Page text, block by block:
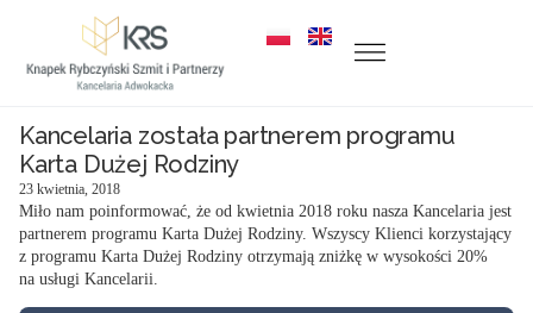
Kancelaria została partnerem programu
Karta Dużej Rodziny
23 kwietnia, 2018
Miło nam poinformować, że od kwietnia 2018 roku nasza Kancelaria jest
partnerem programu Karta Dużej Rodziny. Wszyscy Klienci korzystający
z programu Karta Dużej Rodziny otrzymają zniżkę w wysokości 20%
na usługi Kancelarii.